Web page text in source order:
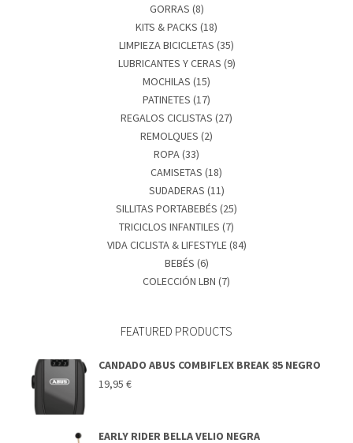
GORRAS (8)
KITS & PACKS (18)
LIMPIEZA BICICLETAS (35)
LUBRICANTES Y CERAS (9)
MOCHILAS (15)
PATINETES (17)
REGALOS CICLISTAS (27)
REMOLQUES (2)
ROPA(33)
CAMISETAS (18)
SUDADERAS (11)
SILLITAS PORTABEBÉS (25)
TRICICLOS INFANTILES (7)
VIDA CICLISTA & LIFESTYLE(84)
BEBÉS (6)
COLECCIÓN LBN (7)
FEATURED PRODUCTS
CANDADO ABUS COMBIFLEX BREAK 85 NEGRO
19,95 €
EARLY RIDER BELLA VELIO NEGRA